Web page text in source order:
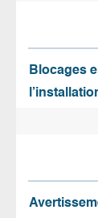
Blocages